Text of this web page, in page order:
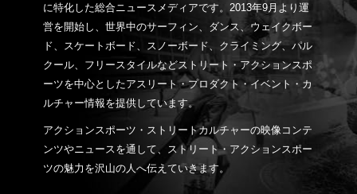
に特化した総合ニュースメディアです。2013年9月より運
営を開始し、世界中のサーフィン、ダンス、ウェイクボー
ド、スケートボード、スノーボード、クライミング、パル
クール、フリースタイルなどストリート・アクションスポ
ーツを中心としたアスリート・プロダクト・イベント・カ
ルチャー情報を提供しています。
アクションスポーツ・ストリートカルチャーの映像コンテ
ンツやニュースを通して、ストリート・アクションスポー
ツの魅力を沢山の人へ伝えていきます。